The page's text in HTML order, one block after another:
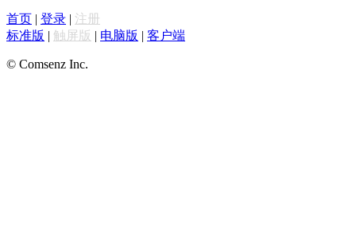
首页 | 登录 | 注册
标准版 | 触屏版 | 电脑版 | 客户端
© Comsenz Inc.